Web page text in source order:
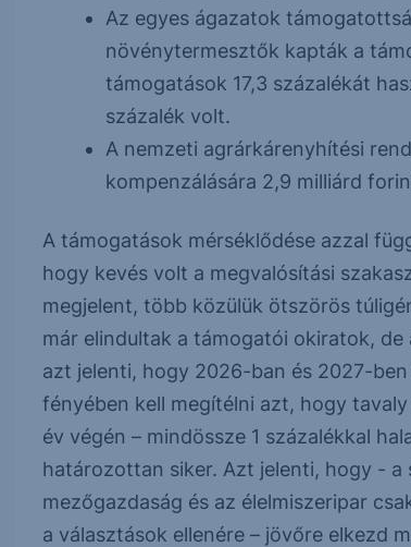
Az egyes ágazatok
növénytermesztők kapták a
támogatások 17,3 százalékát
százalék volt.
A nemzeti agrárkárenyhítési
kompenzálására 2,9 milliárd
A támogatások mérséklődése azzal
hogy kevés volt a megvalósítási
megjelent, több közülük ötszörös
már elindultak a támogatói okiratok,
azt jelenti, hogy 2026-ban és 2027-
fényében kell megítélni azt, hogy
év végén – mindössze 1 százalékkal
határozottan siker. Azt jelenti, hogy - a
mezőgazdaság és az élelmiszeripar
a választások ellenére – jövőre elkezd